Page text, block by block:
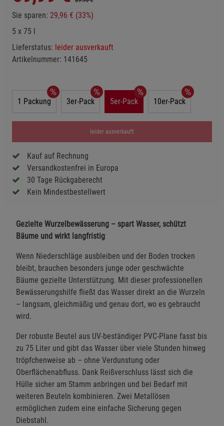
Sie sparen: 29,96 € (33%)
5 x 75 l
Lieferstatus: leider ausverkauft
Artikelnummer: 141645
1 Packung 3er-Pack 5er-Pack 10er-Pack
leider ausverkauft
Kauf auf Rechnung
Versandkostenfrei in Europa
30 Tage Rückgaberecht
Kein Mindestbestellwert
Gezielte Wurzelbewässerung – spart Wasser, schützt
Bäume und wirkt langfristig
Wenn Niederschläge ausbleiben und der Boden trocken
bleibt, brauchen besonders junge oder geschwächte
Bäume gezielte Unterstützung. Mit dieser professionellen
Bewässerungshilfe fließt das Wasser direkt an die Wurzeln
– langsam, gleichmäßig und genau dort, wo es gebraucht
wird.
Der robuste Beutel aus UV-beständiger PVC-Plane fasst bis
zu 75 Liter und gibt das Wasser über viele Stunden hinweg
tröpfchenweise ab – ohne Verdunstung oder
Oberflächenabfluss. Dank Reißverschluss lässt sich die
Hülle sicher am Stamm anbringen und bei Bedarf mit
weiteren Beuteln kombinieren. Zwei Metallösen
ermöglichen zudem eine einfache Sicherung gegen
Diebstahl.